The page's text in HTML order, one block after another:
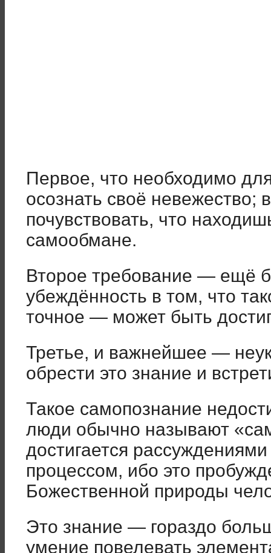
Первое, что необходимо
осознать своё
почувствовать, что
самообмане.
Второе требование — ещё
убеждённость в том, что
точное — может быть
Третье, и важнейшее —
обрести это знание и
Такое самопознание
люди обычно называют
достигается
процессом, ибо это
Божественной природы
Это знание — гораздо
умение повелевать